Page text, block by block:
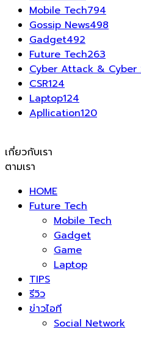
Mobile Tech794
Gossip News498
Gadget492
Future Tech263
Cyber Attack & Cyber
CSR124
Laptop124
Apllication120
เกี่ยวกับเรา
ตามเรา
HOME
Future Tech
Mobile Tech
Gadget
Game
Laptop
TIPS
รีวิว
ข่าวไอที
Social Network